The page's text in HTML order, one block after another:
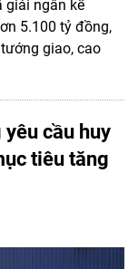
giải ngân kế
5.100 tỷ đồng,
giao, cao
yêu cầu huy
tiêu tăng